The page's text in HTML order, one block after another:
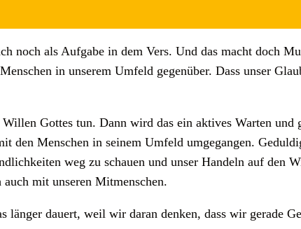
noch als Aufgabe in dem Vers. Und das macht doch
in unserem Umfeld gegenüber. Dass unser
Gottes tun. Dann wird das ein aktives Warten und
den Menschen in seinem Umfeld umgegangen.
weg zu schauen und unser Handeln auf den
mit unseren Mitmenschen.
länger dauert, weil wir daran denken, dass wir gerade